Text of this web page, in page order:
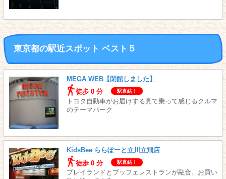
東京都の駅近スポット ベスト５
MEGA WEB【閉館しました】
徒歩 0 分
駅直結！
トヨタ自動車がお届けする見て乗って感じるクルマ
のテーマパーク
KidsBee ららぽーと立川立飛店
徒歩 0 分
駅直結！
プレイランドとブッフェレストランが融合。お買い